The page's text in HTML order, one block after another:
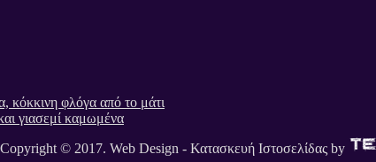
κόκκινη φλόγα από το μάτι
γιασεμί καμωμένα
Copyright © 2017. Web Design - Κατασκευή Ιστοσελίδας by